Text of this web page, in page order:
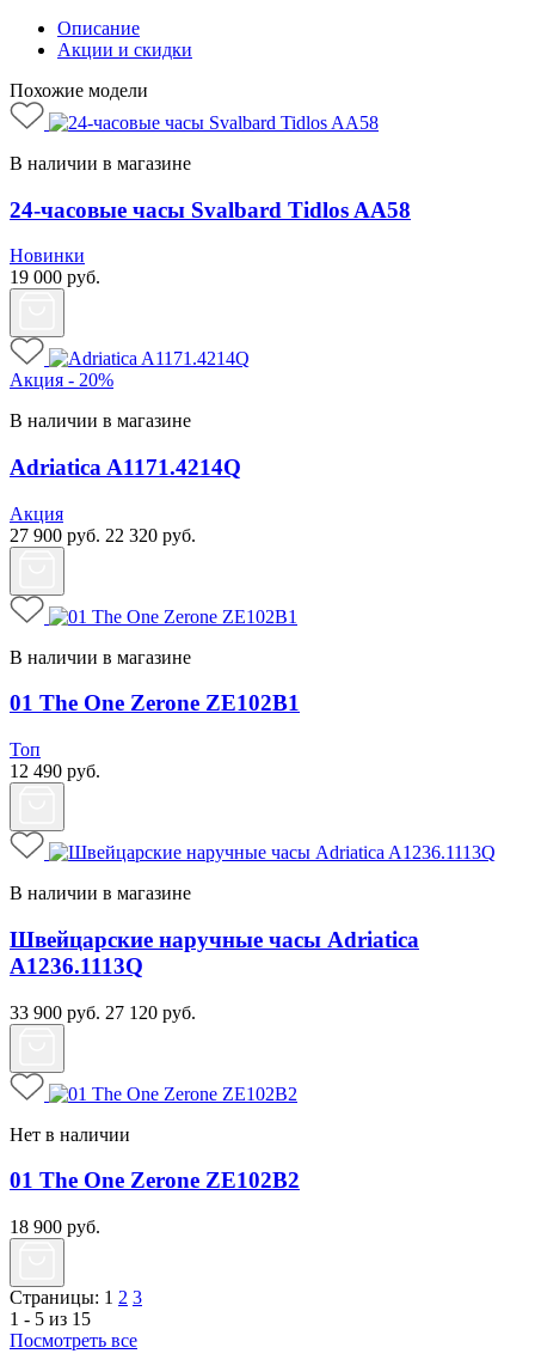
Описание
Акции и скидки
Похожие модели
В наличии в магазине
24-часовые часы Svalbard Tidlos AA58
Новинки
19 000 руб.
Акция - 20%
В наличии в магазине
Adriatica A1171.4214Q
Акция
27 900 руб. 22 320 руб.
В наличии в магазине
01 The One Zerone ZE102B1
Топ
12 490 руб.
В наличии в магазине
Швейцарские наручные часы Adriatica
A1236.1113Q
33 900 руб. 27 120 руб.
Нет в наличии
01 The One Zerone ZE102B2
18 900 руб.
Страницы: 1 2 3
1 - 5 из 15
Посмотреть все